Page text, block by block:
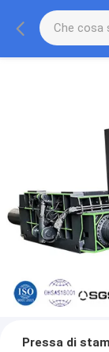
Pressa di